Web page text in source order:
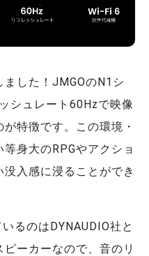
した！JMGOのN1シ
シュレート60Hzで映像
特徴です。この環境・
身大のRPGやアクショ
入感に浸ることができ
るのはDYNAUDIO社と
ーカーなので、音のリ